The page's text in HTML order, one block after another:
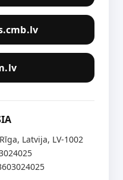
Latvija, LV-1002